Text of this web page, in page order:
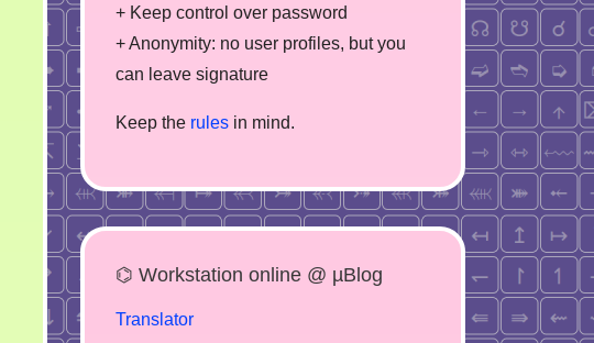
+ Keep control over password
+ Anonymity: no user profiles, but you
can leave signature
Keep the rules in mind.
⌬ Workstation online @ µBlog
Translator